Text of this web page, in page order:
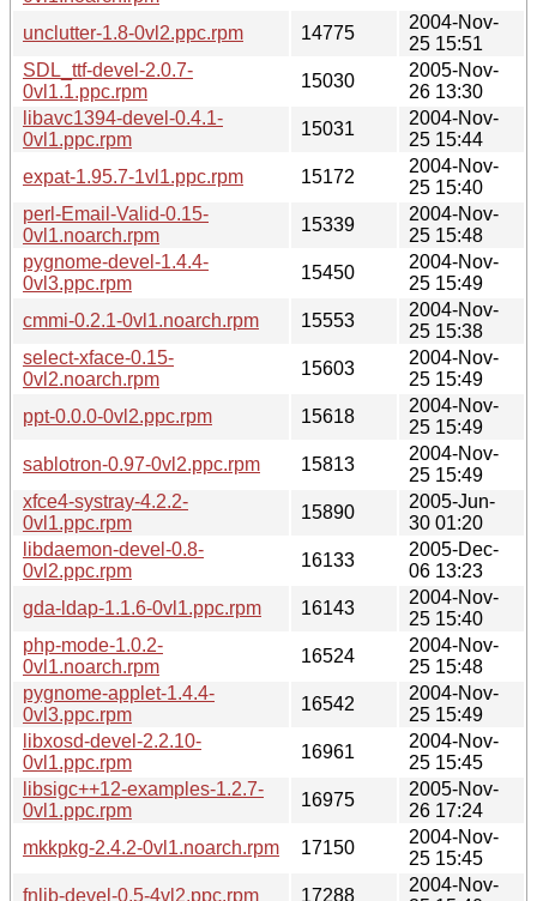
unclutter-1.8-0vl2.ppc.rpm 14775
2004-Nov-
25 15:51
SDL_ttf-devel-2.0.7-
0vl1.1.ppc.rpm
15030
2005-Nov-
26 13:30
libavc1394-devel-0.4.1-
0vl1.ppc.rpm
15031
2004-Nov-
25 15:44
expat-1.95.7-1vl1.ppc.rpm
15172
2004-Nov-
25 15:40
perl-Email-Valid-0.15-
0vl1.noarch.rpm
15339
2004-Nov-
25 15:48
pygnome-devel-1.4.4-
0vl3.ppc.rpm
15450
2004-Nov-
25 15:49
cmmi-0.2.1-0vl1.noarch.rpm
15553
2004-Nov-
25 15:38
select-xface-0.15-
0vl2.noarch.rpm
15603
2004-Nov-
25 15:49
ppt-0.0.0-0vl2.ppc.rpm
15618
2004-Nov-
25 15:49
sablotron-0.97-0vl2.ppc.rpm
15813
2004-Nov-
25 15:49
xfce4-systray-4.2.2-
0vl1.ppc.rpm
15890
2005-Jun-
30 01:20
libdaemon-devel-0.8-
0vl2.ppc.rpm
16133
2005-Dec-
06 13:23
gda-ldap-1.1.6-0vl1.ppc.rpm
16143
2004-Nov-
25 15:40
php-mode-1.0.2-
0vl1.noarch.rpm
16524
2004-Nov-
25 15:48
pygnome-applet-1.4.4-
0vl3.ppc.rpm
16542
2004-Nov-
25 15:49
libxosd-devel-2.2.10-
0vl1.ppc.rpm
16961
2004-Nov-
25 15:45
libsigc++12-examples-1.2.7-
0vl1.ppc.rpm
16975
2005-Nov-
26 17:24
mkkpkg-2.4.2-0vl1.noarch.rpm
17150
2004-Nov-
25 15:45
fnlib-devel-0.5-4vl2.ppc.rpm
17288
2004-Nov-